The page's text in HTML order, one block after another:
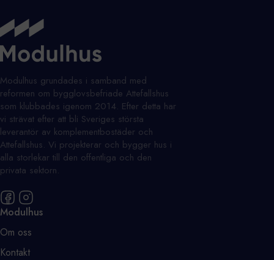
Modulhus grundades i samband med
reformen om bygglovsbefriade Attefallshus
som klubbades igenom 2014. Efter detta har
vi strävat efter att bli Sveriges största
leverantör av komplementbostäder och
Attefallshus. Vi projekterar och bygger hus i
alla storlekar till den offentliga och den
privata sektorn.
Modulhus
Om oss
Kontakt